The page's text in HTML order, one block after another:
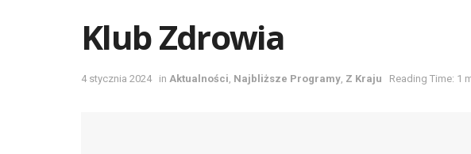
Klub Zdrowia
4 stycznia 2024 in Aktualności Najbliższe Programy Z Kraju Reading Time: 1